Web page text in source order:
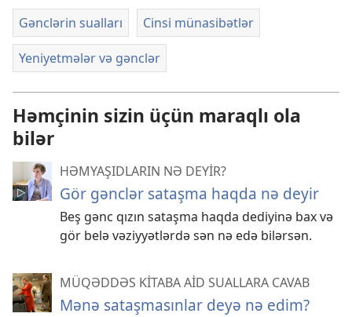
Gənclərin sualları Cinsi münasibətlər
Yeniyetmələr və gənclər
Həmçinin sizin üçün maraqlı ola
bilər
HƏMYAŞIDLARIN NƏ DEYİR?
Gör gənclər sataşma haqda nə deyir
Beş gənc qızın sataşma haqda dediyinə bax və
gör belə vəziyyətlərdə sən nə edə bilərsən.
MÜQƏDDƏS KİTABA AİD SUALLARA CAVAB
Mənə sataşmasınlar deyə nə edim?